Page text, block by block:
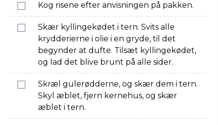
Kog risene efter anvisningen på pakken.
Skær kyllingekødet i tern. Svits alle
krydderierne i olie i en gryde, til det
begynder at dufte. Tilsæt kyllingekødet,
og lad det blive brunt på alle sider.
Skræl gulerødderne, og skær dem i tern.
Skyl æblet, fjern kernehus, og skær
æblet i tern.